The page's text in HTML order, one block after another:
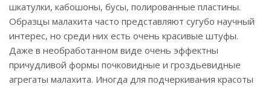
шкатулки, кабошоны, бусы, полированные пластины.
Образцы малахита часто представляют сугубо научный
интерес, но среди них есть очень красивые штуфы.
Даже в необработанном виде очень эффектны
причудливой формы почковидные и гроздьевидные
агрегаты малахита. Иногда для подчеркивания красоты